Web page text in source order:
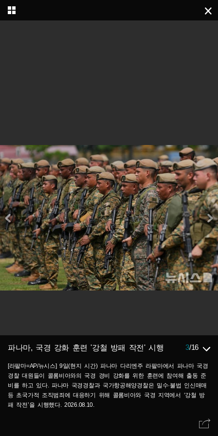
파나마, 국경 강화 훈련 '강철 방패 작전' 시행 3/16
[라팔마=AP/뉴시스] 9일(현지 시간) 파나마 다리엔주 라팔마에서 파나마 국경
경찰 대원들이 콜롬비아와의 국경 경비 강화를 위한 훈련에 참여해 출동 준
비를 하고 있다. 파나마 국경경찰과 국가항공해양경찰은 밀수·불법 인신매매
등 초국가적 조직범죄에 대응하기 위해 콜롬비아와 국경 지역에서 ‘강철 방
패 작전’을 시행했다. 2026.08.10.